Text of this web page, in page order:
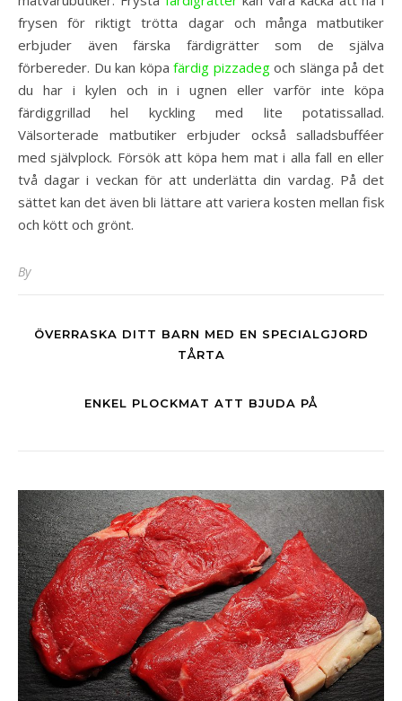
frysen för riktigt trötta dagar och många matbutiker
erbjuder även färska färdigrätter som de själva
förbereder. Du kan köpafärdig pizzadegoch slänga på det
du har i kylen och in i ugnen eller varför inte köpa
färdiggrillad hel kyckling med lite potatissallad.
Välsorterade matbutiker erbjuder också salladsbufféer
med självplock. Försök att köpa hem mat i alla fall en eller
två dagar i veckan för att underlätta din vardag. På det
sättet kan det även bli lättare att variera kosten mellan fisk
och kött och grönt.
By
ÖVERRASKA DITT BARN MED EN SPECIALGJORD
TÅRTA
ENKEL PLOCKMAT ATT BJUDA PÅ